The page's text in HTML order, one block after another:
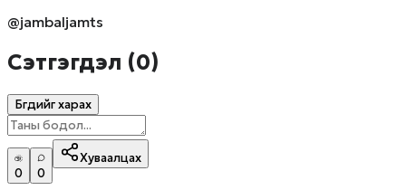
@jambaljamts
Сэтгэгдэл (0)
Бүгдийг харах
0 0
Хуваалцах